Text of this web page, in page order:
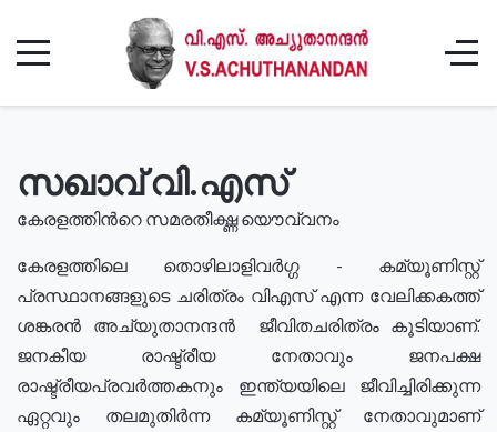
സഖാവ് വി.എസ്
കേരളത്തിൻറെ സമരതീക്ഷ്ണ യൌവ്വനം
കേരളത്തിലെ തൊഴിലാളിവർഗ്ഗ - കമ്യൂണിസ്റ്റ്
പ്രസ്ഥാനങ്ങളുടെ ചരിത്രം വിഎസ് എന്ന വേലിക്കകത്ത്
ശങ്കരൻ അച്യുതാനന്ദൻ ജീവിതചരിത്രം കൂടിയാണ്.
ജനകീയ രാഷ്ട്രീയ നേതാവും ജനപക്ഷ
രാഷ്ട്രീയപ്രവർത്തകനും ഇന്ത്യയിലെ ജീവിച്ചിരിക്കുന്ന
ഏറ്റവും തലമുതിർന്ന കമ്യൂണിസ്റ്റ് നേതാവുമാണ്